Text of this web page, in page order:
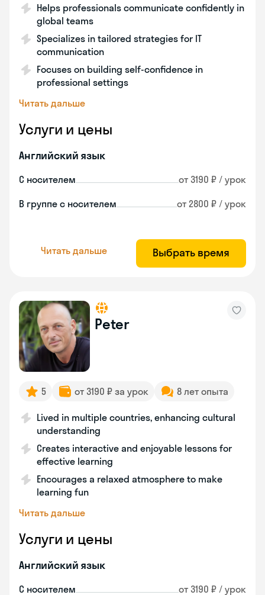
Helps professionals communicate confidently in
global teams
Specializes in tailored strategies for IT
communication
Focuses on building self-confidence in
professional settings
Читать дальше
Услуги и цены
Английский язык
С носителем от 3190 ₽ / урок
В группе с носителем от 2800 ₽ / урок
Читать дальше Выбрать время
Peter
5 от 3190 ₽ за урок 8 лет опыта
Lived in multiple countries, enhancing cultural
understanding
Creates interactive and enjoyable lessons for
effective learning
Encourages a relaxed atmosphere to make
learning fun
Читать дальше
Услуги и цены
Английский язык
С носителем от 3190 ₽ / урок